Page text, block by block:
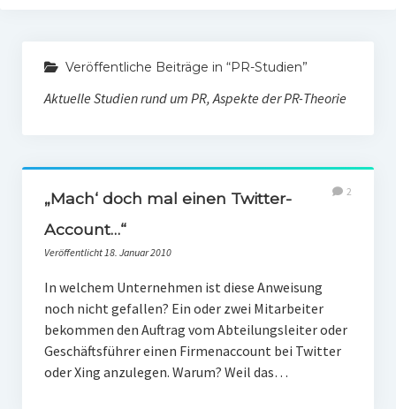
PR-Literatur
PR-Studien
Gesellschaft & Medien
Infografik-Themengarten
Impressum
Veröffentliche Beiträge in “PR-Studien”
Aktuelle Studien rund um PR, Aspekte der PR-Theorie
„Mach‘ doch mal einen Twitter-
Account…“
Veröffentlicht 18. Januar 2010
2
In welchem Unternehmen ist diese Anweisung
noch nicht gefallen? Ein oder zwei Mitarbeiter
bekommen den Auftrag vom Abteilungsleiter oder
Geschäftsführer einen Firmenaccount bei Twitter
oder Xing anzulegen. Warum? Weil das…